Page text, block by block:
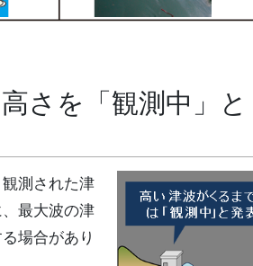
さを「観測中」と
測された津
最大波の津
場合があり